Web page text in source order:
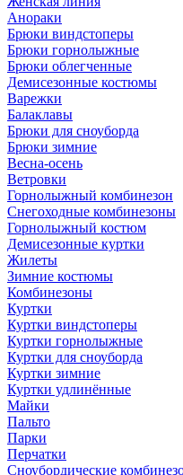
Анораки
Брюки виндстоперы
Брюки горнолыжные
Брюки облегченные
Демисезонные костюмы
Варежки
Балаклавы
Брюки для сноуборда
Брюки зимние
Весна-осень
Ветровки
Горнолыжный комбинезон
Снегоходные комбинезоны
Горнолыжный костюм
Демисезонные куртки
Жилеты
Зимние костюмы
Комбинезоны
Куртки
Куртки виндстоперы
Куртки горнолыжные
Куртки для сноуборда
Куртки зимние
Куртки удлинённые
Майки
Пальто
Парки
Перчатки
Сноубордические